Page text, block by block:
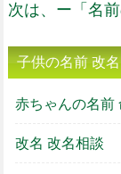
次は、ー「名
子供の名前 改
赤ちゃんの名前
改名 改名相談